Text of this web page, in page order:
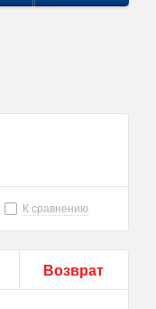
К сравнению
Возврат